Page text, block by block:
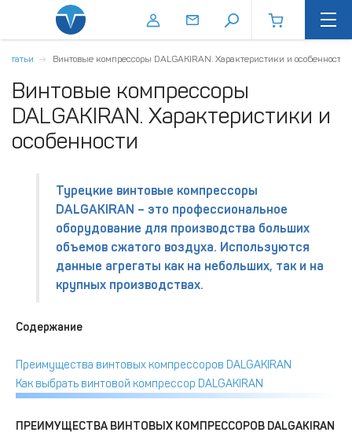
Статьи Винтовые компрессоры DALGAKIRAN. Характеристики и особенности
Винтовые компрессоры
DALGAKIRAN. Характеристики и
особенности
Турецкие винтовые компрессоры
DALGAKIRAN – это профессиональное
оборудование для производства больших
объемов сжатого воздуха. Используются
данные агрегаты как на небольших, так и на
крупных производствах.
Содержание
Преимущества винтовых компрессоров DALGAKIRAN
Как выбрать винтовой компрессор DALGAKIRAN
ПРЕИМУЩЕСТВА ВИНТОВЫХ КОМПРЕССОРОВ DALGAKIRAN